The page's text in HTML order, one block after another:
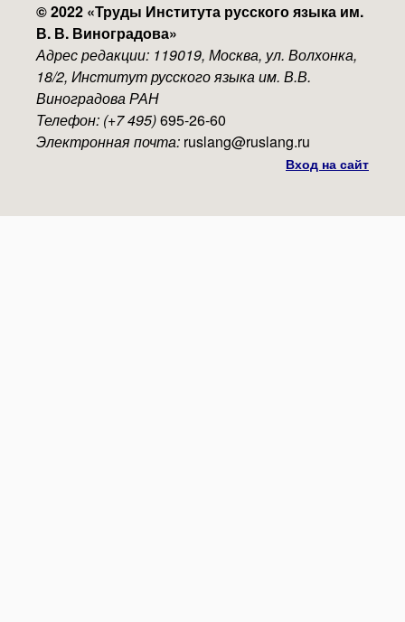
© 2022 «Труды Института русского языка им.
В. В. Виноградова»
Адрес редакции: 119019, Москва, ул. Волхонка,
18/2, Институт русского языка им. В.В.
Виноградова РАН
Телефон: (+7 495)695-26-60
Электронная почта: ruslang@ruslang.ru
Вход на сайт